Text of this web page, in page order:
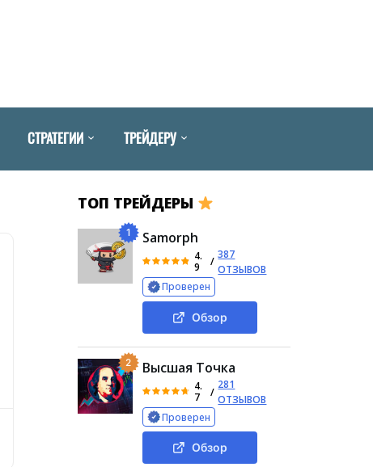
СТРАТЕГИИ ТРЕЙДЕРУ
Отзывы на Epn bz
ТОП ТРЕЙДЕРЫ
1 Samorph
4.
9
/
387
ОТЗЫВОВ
Проверен
Обзор
2 Высшая Точка
4.
7
/
281
ОТЗЫВОВ
Проверен
Обзор